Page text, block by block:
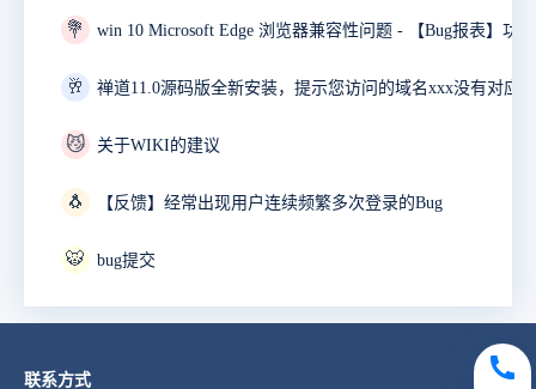
💐
🥂 禅道11.0源码版全新安装，提示您访问的域名xxx没有对应
😼 关于WIKI的建议
🐧 【反馈】经常出现用户连续频繁多次登录的Bug
🐯 bug提交
联系方式